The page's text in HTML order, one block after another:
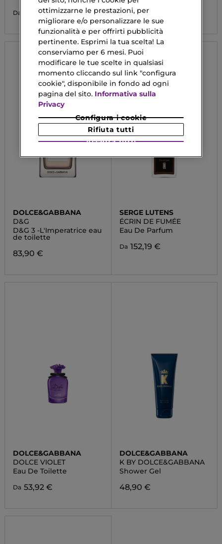
Da 58,42 € Da 124,50 €
DOLCE&GABBANA
D&G
D&G 3 -L'Imperatrice eau
de toilette
83,90 €
SERGE LUTENS
ÉCRIN DE FUMÉE
Eau De Parfum
Da 152,19 €
DOLCE&GABBANA
DOLCE VIOLET
Eau De Toilette
Da 53,92 €
DOLCE&GABBANA
K BY DOLCE&GABBANA
Shower Gel
48,90 €
ottimizzarne le prestazioni, per
migliorare e/o personalizzare le sue
funzionalità e per offrirti pubblicità
pertinente. Esprimi la tua scelta! La
conserviamo per 6 mesi. Puoi
modificare le tue scelte in qualsiasi
momento cliccando sul link "configura
cookie", disponibile in fondo ad ogni
pagina del sito. Informativa sulla
Privacy
Configura i cookie
Rifiuta tutti
Accetta tutti